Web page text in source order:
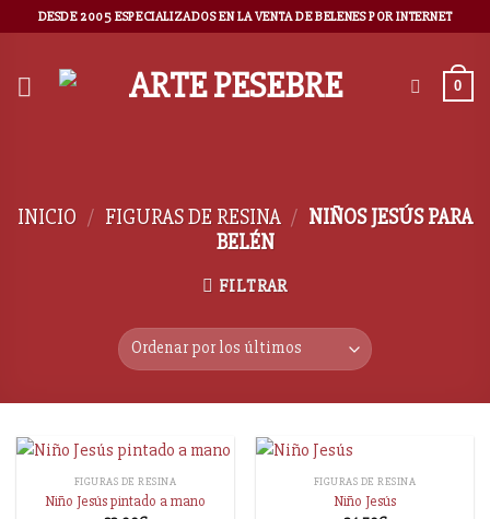
DESDE 2005 ESPECIALIZADOS EN LA VENTA DE BELENES POR INTERNET
0
INICIO / FIGURAS DE RESINA / NIÑOS JESÚS PARA
BELÉN
FILTRAR
FIGURAS DE RESINA
Niño Jesús pintado a mano
FIGURAS DE RESINA
Niño Jesús